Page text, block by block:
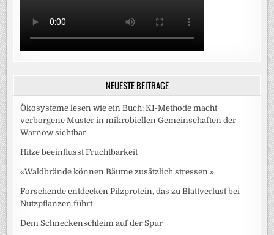
NEUESTE BEITRÄGE
Ökosysteme lesen wie ein Buch: KI-Methode macht
verborgene Muster in mikrobiellen Gemeinschaften der
Warnow sichtbar
Hitze beeinflusst Fruchtbarkeit
«Waldbrände können Bäume zusätzlich stressen.»
Forschende entdecken Pilzprotein, das zu Blattverlust bei
Nutzpflanzen führt
Dem Schneckenschleim auf der Spur